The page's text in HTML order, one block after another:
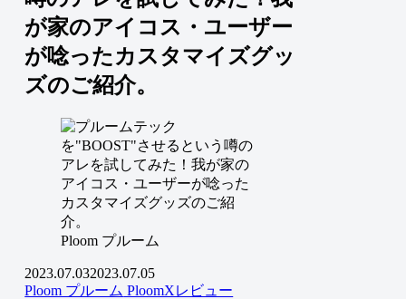
が家のアイコス・ユーザー
が唸ったカスタマイズグッ
ズのご紹介。
Ploom プルーム
2023.07.032023.07.05
Ploom プルーム PloomXレビュー